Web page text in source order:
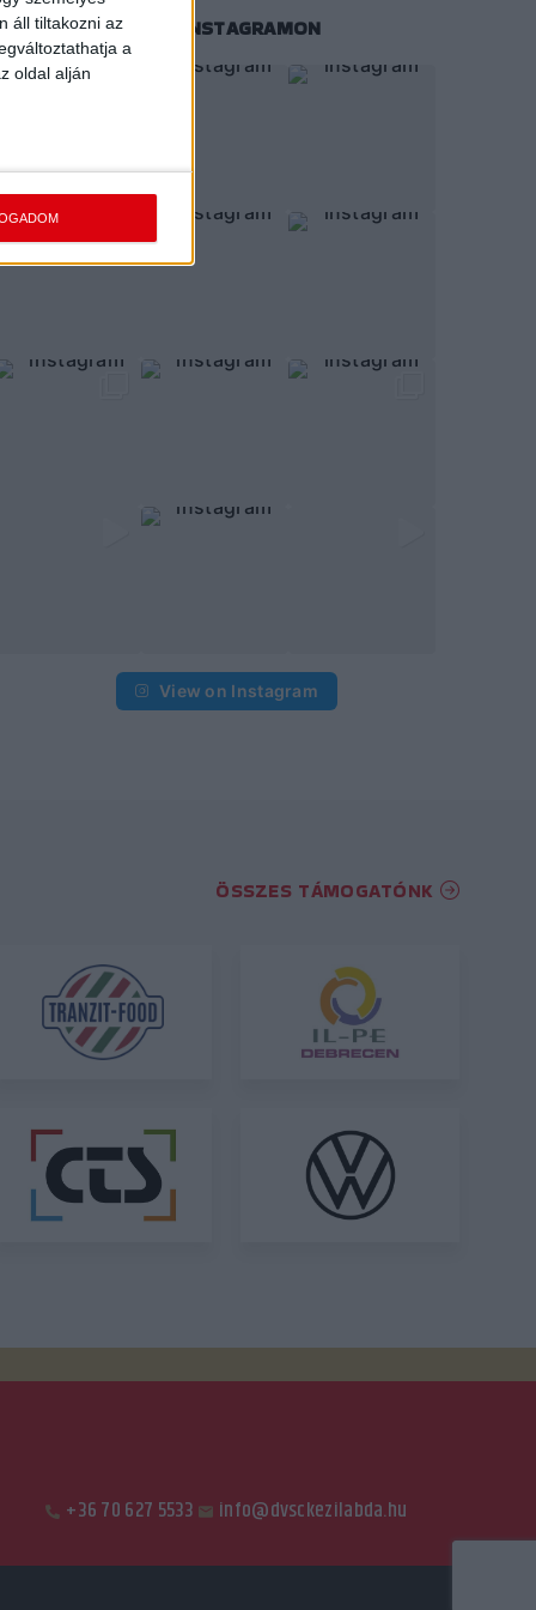
áll tiltakozni az
a
oldal alján
KÖVESS MINKET INSTAGRAMON
View on Instagram
ÖSSZES TÁMOGATÓNK
+36 70 627 5533 info@dvsckezilabda.hu